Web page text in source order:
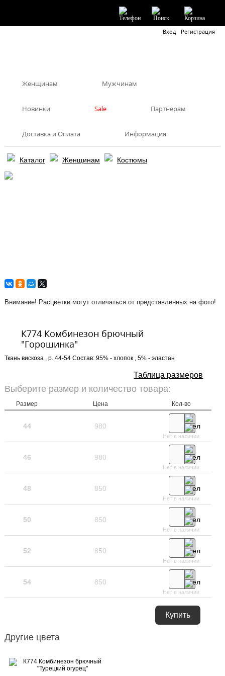
Вход Регистрация
Женщинам Мужчинам
Новинки Sale Партнерам
Доставка и Оплата Информация
Каталог Женщинам Костюмы
Внимание! Расцветки могут отличаться от представленных на фото!
К774 Комбинезон брючный
"Горошинка"
Ткань вискоза , р. 44-54 Состав: 95% - хлопок , 5% - эластан
Таблица размеров
Выберите размер и количество товара:
Размер Цена Кол-во
44 980
Нет в наличии
46 980
Нет в наличии
48 850
Нет в наличии
50 850
Нет в наличии
52 850
Нет в наличии
54 850
Нет в наличии
Купить
Другие цвета